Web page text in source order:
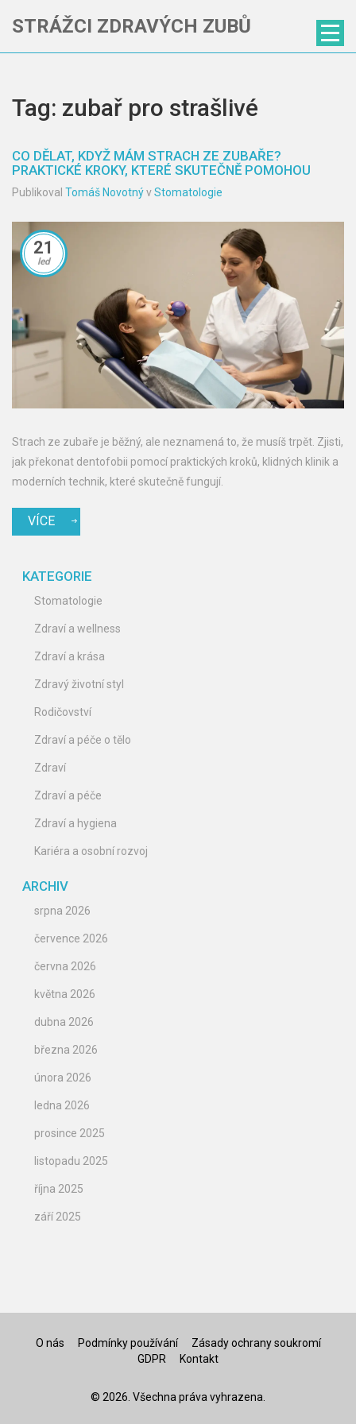
STRÁŽCI ZDRAVÝCH ZUBŮ
Tag: zubař pro strašlivé
CO DĚLAT, KDYŽ MÁM STRACH ZE ZUBAŘE?
PRAKTICKÉ KROKY, KTERÉ SKUTEČNĚ POMOHOU
Publikoval Tomáš NovotnývStomatologie
21
led
Strach ze zubaře je běžný, ale neznamená to, že musíš trpět. Zjisti,
jak překonat dentofobii pomocí praktických kroků, klidných klinik a
moderních technik, které skutečně fungují.
VÍCE
KATEGORIE
Stomatologie
Zdraví a wellness
Zdraví a krása
Zdravý životní styl
Rodičovství
Zdraví a péče o tělo
Zdraví
Zdraví a péče
Zdraví a hygiena
Kariéra a osobní rozvoj
ARCHIV
srpna 2026
července 2026
června 2026
května 2026
dubna 2026
března 2026
února 2026
ledna 2026
prosince 2025
listopadu 2025
října 2025
září 2025
O nás Podmínky používání
Zásady ochrany soukromí
GDPR
Kontakt
© 2026. Všechna práva vyhrazena.